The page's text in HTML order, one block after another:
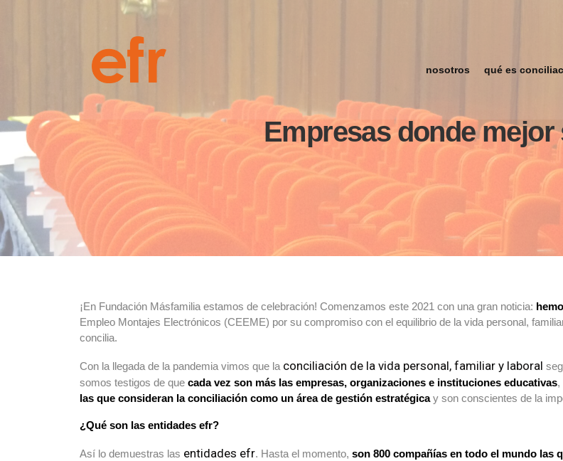
nosotros qué es
Empresas donde mejor
¡En Fundación Másfamilia estamos de celebración! Comenzamos este 2021 con una gran noticia:
Empleo Montajes Electrónicos (CEEME) por su compromiso con el equilibrio de la vida personal,
concilia.
Con la llegada de la pandemia vimos que la conciliación de la vida personal, familiar y laboral
somos testigos de que cada vez son más las empresas, organizaciones e instituciones educativas,
las que consideran la conciliación como un área de gestión estratégicay son conscientes de la
¿Qué son las entidades efr?
Así lo demuestras las entidades efr. Hasta el momento, son 800 compañías en todo el mundo las